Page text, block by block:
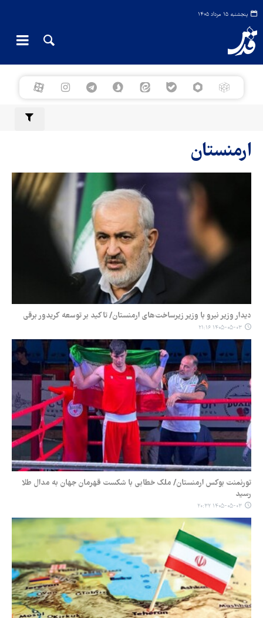
پنجشنبه ۱۵ مرداد ۱۴۰۵
ارمنستان
دیدار وزیر نیرو با وزیر زیرساخت‌های ارمنستان/ تاکید بر توسعه کریدور برقی
۱۴۰۵-۰۵-۰۳ ۲۱:۱۶
تورنمنت بوکس ارمنستان/ ملک خطابی با شکست قهرمان جهان به مدال طلا
رسید
۱۴۰۵-۰۵-۰۳ ۲۰:۳۲